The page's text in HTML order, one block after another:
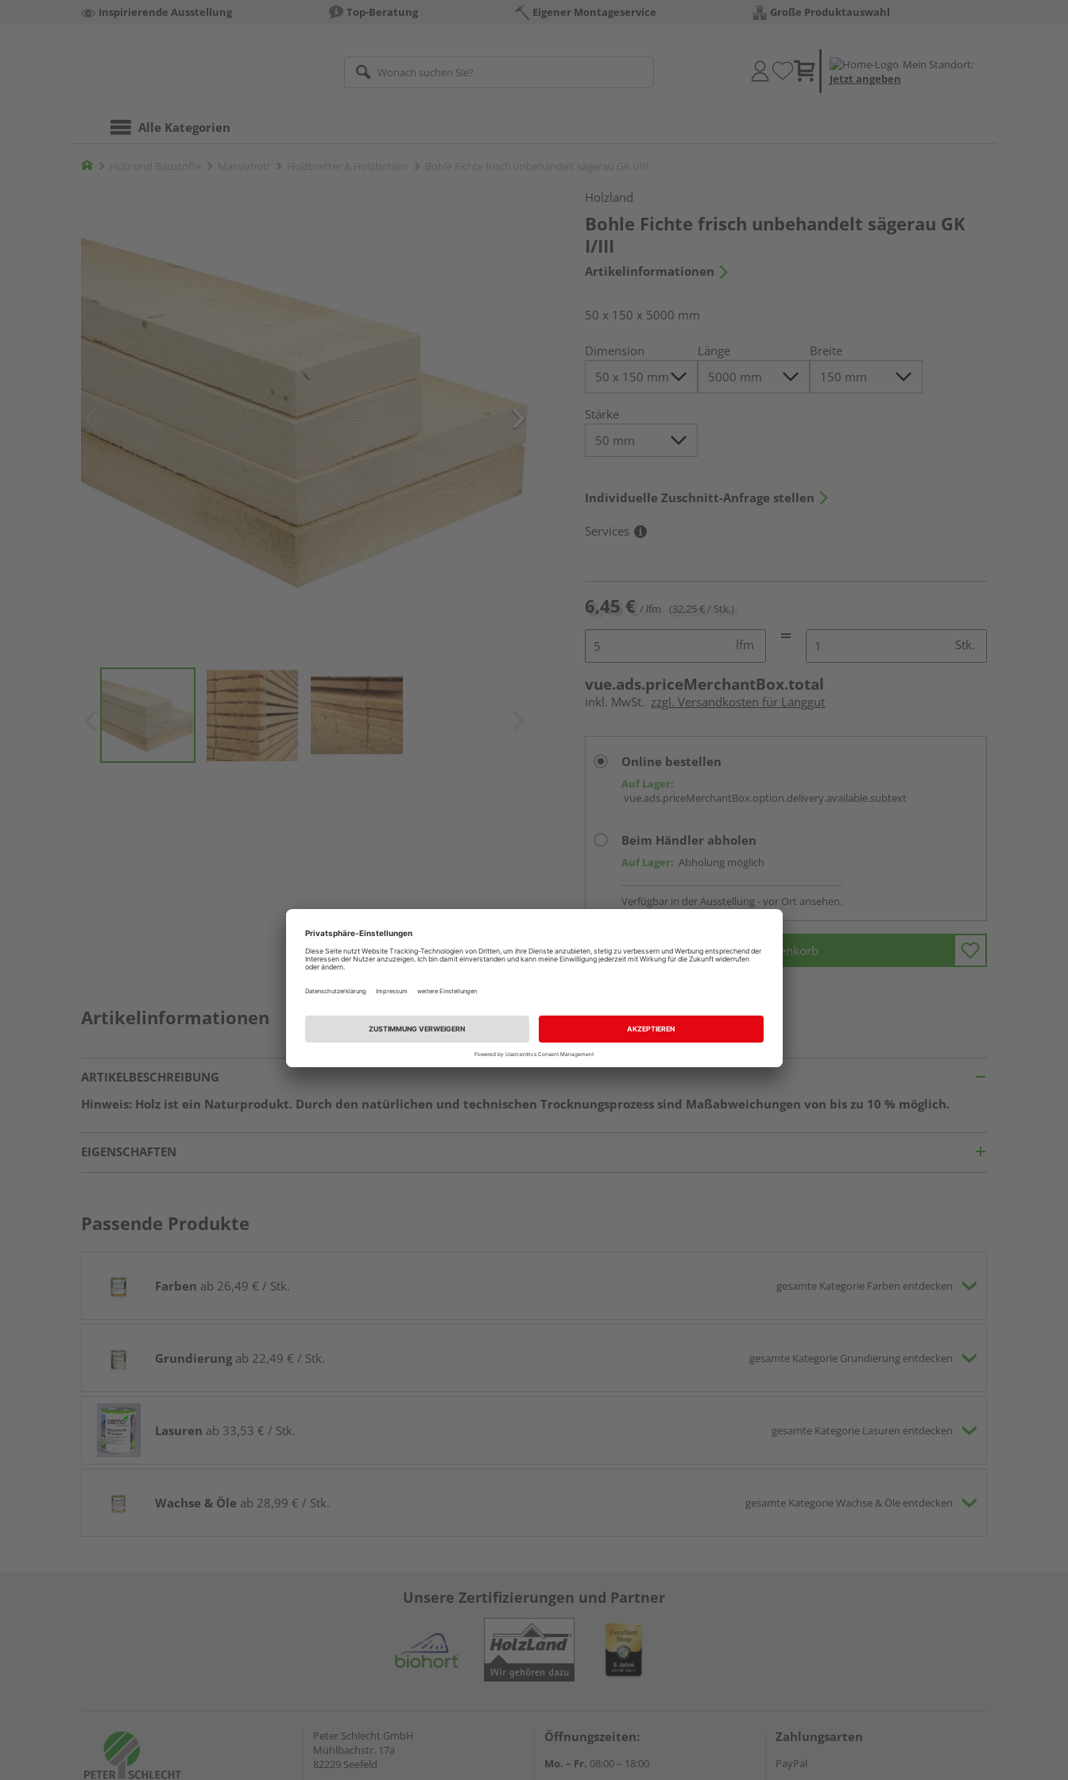
Inspirierende Ausstellung Top-Beratung Eigener Montageservice Große Produktauswahl
Mein Standort:
Jetzt angeben
Alle Kategorien
Home
Holzland
Bohle Fichte frisch unbehandelt sägerau GK
I/III
Artikelinformationen
50 x 150 x 5000 mm
Dimension Länge Breite
Stärke
Individuelle Zuschnitt-Anfrage stellen
Services
6,45 € / lfm (32,25 € / Stk.)
lfm Stk.
vue.ads.priceMerchantBox.total
inkl. MwSt. zzgl. Versandkosten für Langgut
Online bestellen
Auf Lager:
vue.ads.priceMerchantBox.option.delivery.available.subtext
Beim Händler abholen
Auf Lager: Abholung möglich
Verfügbar in der Ausstellung - vor Ort ansehen.
In den Warenkorb
Artikelinformationen
ARTIKELBESCHREIBUNG
Hinweis: Holz ist ein Naturprodukt. Durch den natürlichen und technischen Trocknungsprozess sind Maßabweichungen von bis zu 10 % möglich.
EIGENSCHAFTEN
Passende Produkte
Farben ab 26,49 € / Stk. gesamte Kategorie Farben entdecken
Grundierung ab 22,49 € / Stk. gesamte Kategorie Grundierung entdecken
Lasuren ab 33,53 € / Stk. gesamte Kategorie Lasuren entdecken
Wachse & Öle ab 28,99 € / Stk. gesamte Kategorie Wachse & Öle entdecken
Unsere Zertifizierungen und Partner
Peter Schlecht GmbH
Mühlbachstr. 17a
82229 Seefeld
Öffnungszeiten:
Mo. – Fr. 08:00 – 18:00
Zahlungsarten
PayPal